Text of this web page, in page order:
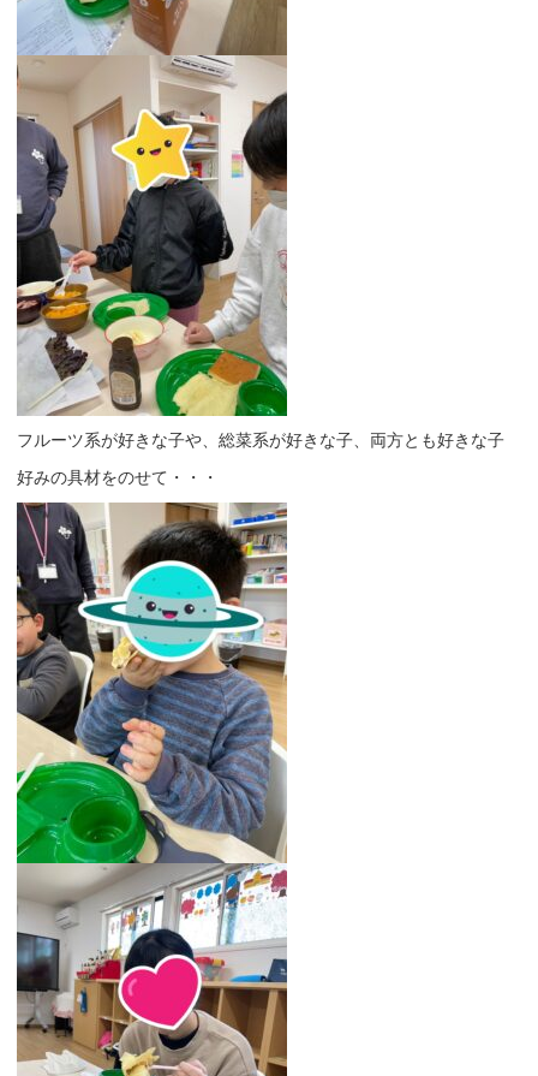
フルーツ系が好きな子や、総菜系が好きな子、両方とも好きな子
好みの具材をのせて・・・